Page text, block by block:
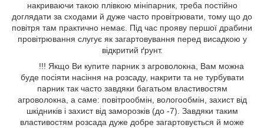
накриваючи такою плівкою мініпарник, треба постійно
доглядати за сходами й дуже часто провітрювати, тому що до
повітря там практично немає. Під час прояву першої драбини
провітрювання слугує як загартовування перед висадкою у
відкритий ґрунт.
!!! Якщо Ви купите парник з агроволокна, Вам можна
буде посіяти насіння на розсаду, накрити та не турбувати
парник так часто завдяки багатьом властивостям
агроволокна, а саме: повітрообмін, вологообмін, захист від
шкідників і захист від заморозків (до -7). Завдяки таким
властивостям розсада дуже добре загартовується й може